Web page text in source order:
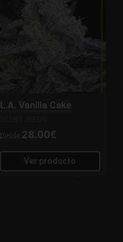
L.A. Vanilla Cake
Desde 28.00€
Ver producto